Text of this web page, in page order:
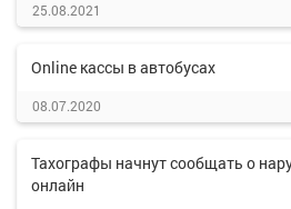
25.08.2021
Online кассы в автобусах
08.07.2020
Тахографы начнут сообщать о
онлайн